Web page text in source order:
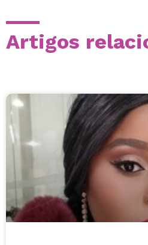
Artigos